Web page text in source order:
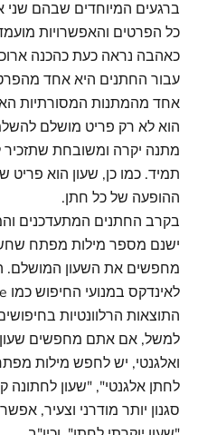
ברגעים המיוחדים שבהם שני
כל הפרטים והאפשרויות
כאהבה נראה כעת כהכנה
עבור החתנים היא אחד
אחד מהמתנות המסורתיות
הוא לא רק פריט מושלם
מתנה יקרה ומשובחת
תמיד. כמו כן, שעון הוא פריט
ההופעה של כל חתן.
בקרב החתנים המתעדכנים
ישנם מספר מילות מפתח
מחפשים את השעון
התוצאות הרלוונטיות
למשל, אם אתם מחפשים שעון
ואלגנטי, יש לחפש מילות
לחתן אלגנטי", "שעון
סגנון יותר מודרני וצעיר,